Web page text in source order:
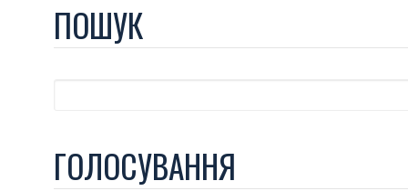
ПОШУК
ГОЛОСУВАННЯ